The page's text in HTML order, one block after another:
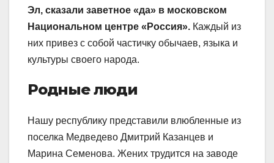
Эл, сказали заветное «да» в московском
Национальном центре «Россия». Каждый из
них привез с собой частичку обычаев, языка и
культуры своего народа.
Родные люди
Нашу республику представили влюбленные из
поселка Медведево Дмитрий Казанцев и
Марина Семенова. Жених трудится на заводе